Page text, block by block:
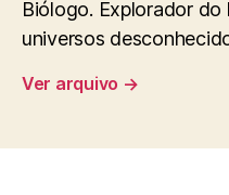
Biólogo. Explorador
universos
Ver arquivo →